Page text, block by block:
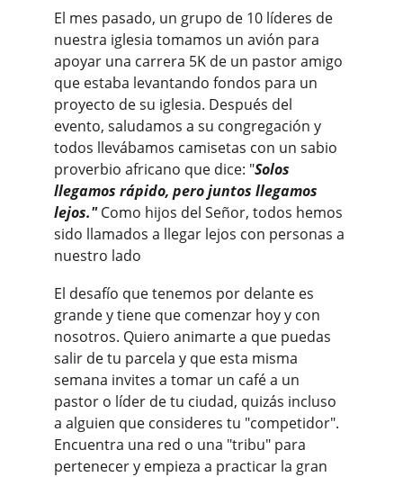
El mes pasado, un grupo de 10 líderes de
nuestra iglesia tomamos un avión para
apoyar una carrera 5K de un pastor amigo
que estaba levantando fondos para un
proyecto de su iglesia. Después del
evento, saludamos a su congregación y
todos llevábamos camisetas con un sabio
proverbio africano que dice: "Solos
llegamos rápido, pero juntos llegamos
lejos." Como hijos del Señor, todos hemos
sido llamados a llegar lejos con personas a
nuestro lado
El desafío que tenemos por delante es
grande y tiene que comenzar hoy y con
nosotros. Quiero animarte a que puedas
salir de tu parcela y que esta misma
semana invites a tomar un café a un
pastor o líder de tu ciudad, quizás incluso
a alguien que consideres tu "competidor".
Encuentra una red o una "tribu" para
pertenecer y empieza a practicar la gran